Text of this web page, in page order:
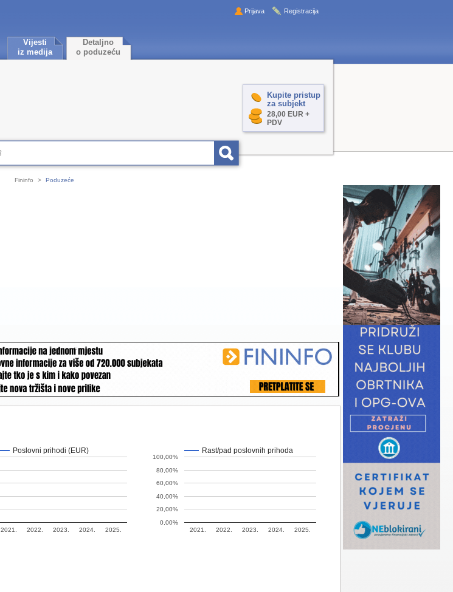
Vijesti
iz medija
Detaljno
o poduzeću
Prijava Registracija
Kupite pristup
za subjekt
28,00 EUR +
PDV
Fininfo > Poduzeće
Poslovni prihodi (EUR)
2021. 2022. 2023. 2024. 2025.
Rast/pad poslovnih prihoda
2021. 2022. 2023. 2024. 2025.
0,00%
20,00%
40,00%
60,00%
80,00%
100,00%